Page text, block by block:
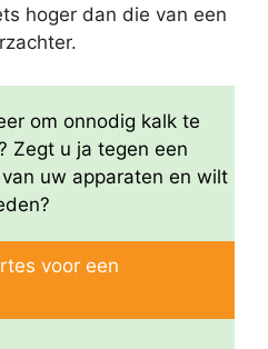
hoger dan die van een
om onnodig kalk te
Zegt u ja tegen een
uw apparaten en wilt
voor een